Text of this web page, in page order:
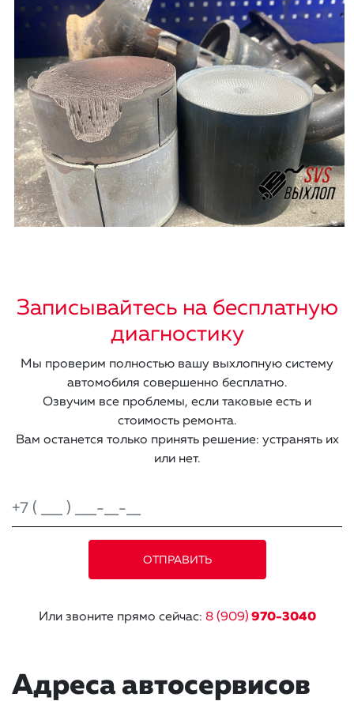
Записывайтесь на бесплатную
диагностику
Мы проверим полностью вашу выхлопную систему
автомобиля совершенно бесплатно.
Озвучим все проблемы, если таковые есть и
стоимость ремонта.
Вам останется только принять решение: устранять их
или нет.
Или звоните прямо сейчас: 8 (909) 970-3040
Адреса автосервисов